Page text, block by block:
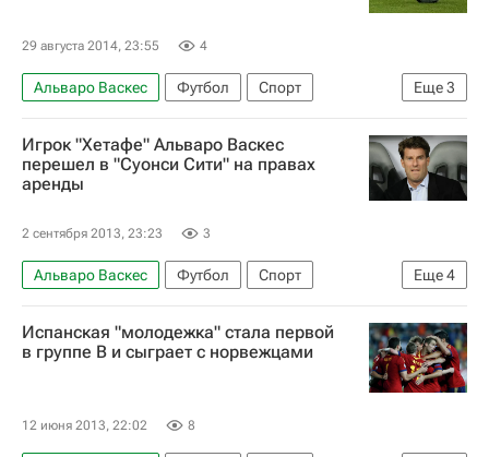
29 августа 2014, 23:55 4
Еще3
Альваро Васкес Футбол
Спорт
Чемпионат Испании по футболу
Альмерия
Хетафе
Игрок "Хетафе" Альваро Васкес
перешел в "Суонси Сити" на правах
аренды
2 сентября 2013, 23:23 3
Еще4
Альваро Васкес Футбол
Спорт
Микаэль Лаудруп
АПЛ 2026-2027 (Чемпионат Англии по футболу)
Испанская "молодежка" стала первой
в группе B и сыграет с норвежцами
12 июня 2013, 22:02 8